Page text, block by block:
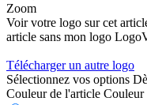
Zoom
Voir votre logo sur cet
article sans mon logo
Télécharger un autre logo
Sélectionnez vos options
Couleur de l'article Couleur